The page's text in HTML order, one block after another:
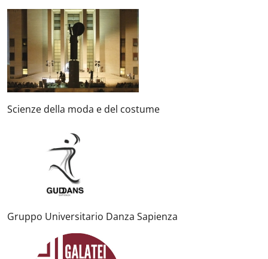
Scienze della moda e del costume
Gruppo Universitario Danza Sapienza